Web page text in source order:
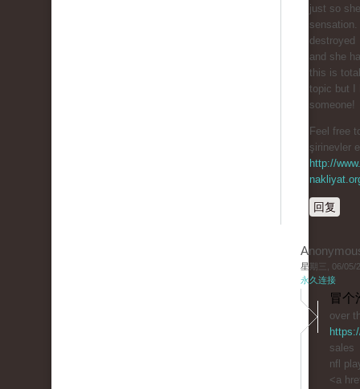
just so
destroyed
and she
this is
topic but I
someone!
Feel free
şirinevler
http://
回复
星期三, 06/05/
永久连接
冒个
over
sales
nfl
<a